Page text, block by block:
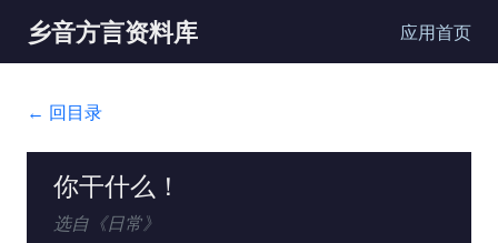
乡音方言资料库 应用首页
← 回目录
你干什么！
选自《日常》